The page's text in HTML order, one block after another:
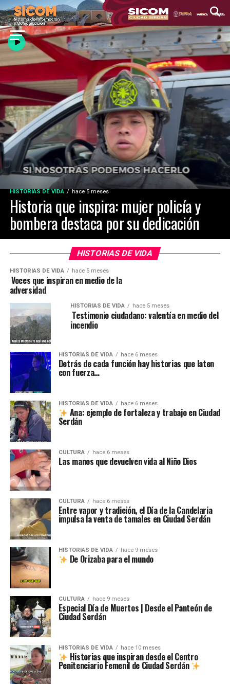
HISTORIAS DE VIDA hace 5 meses
Historia que inspira: mujer policía y
bombera destaca por su dedicación
HISTORIAS DE VIDA
HISTORIAS DE VIDA hace 5 meses
️ Voces que inspiran en medio de la
adversidad
HISTORIAS DE VIDA hace 5 meses
️ Testimonio ciudadano: valentía en medio del
incendio
HISTORIAS DE VIDA hace 6 meses
Detrás de cada función hay historias que laten
con fuerza…
HISTORIAS DE VIDA hace 6 meses
Ana: ejemplo de fortaleza y trabajo en Ciudad
Serdán
CULTURA hace 6 meses
Las manos que devuelven vida al Niño Dios
CULTURA hace 6 meses
Entre vapor y tradición, el Día de la Candelaria
impulsa la venta de tamales en Ciudad Serdán
HISTORIAS DE VIDA hace 9 meses
De Orizaba para el mundo
CULTURA hace 9 meses
Especial Día de Muertos | Desde el Panteón de
Ciudad Serdán
HISTORIAS DE VIDA hace 10 meses
Historias que inspiran desde el Centro
Penitenciario Femenil de Ciudad Serdán